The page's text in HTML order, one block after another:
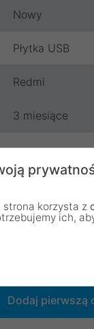
Nowy
Płytka USB
Redmi
3 miesiące
od osób,
Dodaj pierwszą
strona korzysta z
ich,